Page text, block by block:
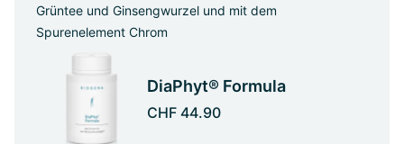
Grüntee und Ginsengwurzel und mit dem
Spurenelement Chrom
DiaPhyt® Formula
CHF 44.90